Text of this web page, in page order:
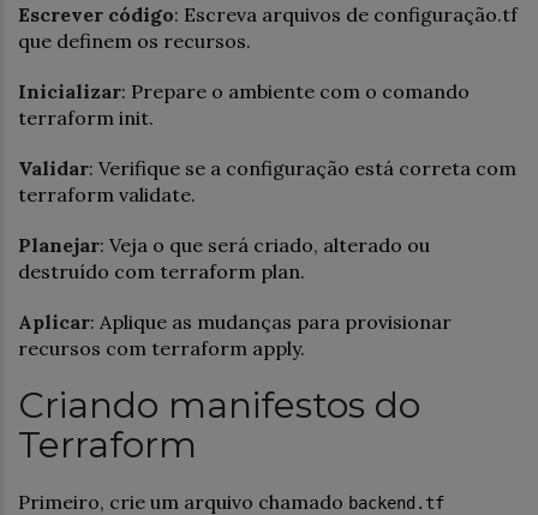
Escrever código: Escreva arquivos de configuração.tf
que definem os recursos.
Inicializar: Prepare o ambiente com o comando
terraform init.
Validar: Verifique se a configuração está correta com
terraform validate.
Planejar: Veja o que será criado, alterado ou
destruído com terraform plan.
Aplicar: Aplique as mudanças para provisionar
recursos com terraform apply.
Criando manifestos do
Terraform
Primeiro, crie um arquivo chamado backend.tf